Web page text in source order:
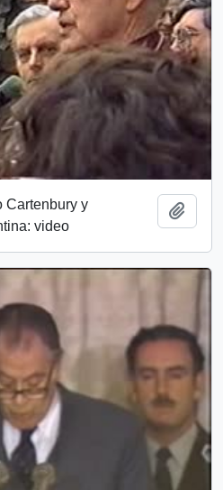
Cartenbury y
video